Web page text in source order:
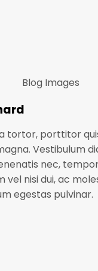
Blog Images
tortor, porttitor
Vestibulum
nec,
vel nisi dui, ac
egestas pulvinar.